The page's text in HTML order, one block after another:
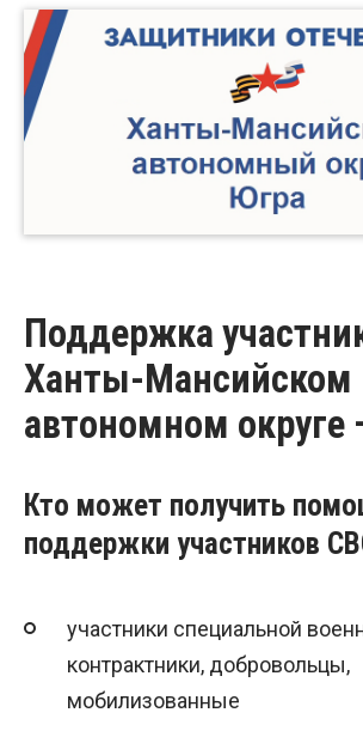
Поддержка
Ханты-Мансийском
автономном
Кто может получить
поддержки участников
участники специальной
контрактники, добровольцы,
мобилизованные